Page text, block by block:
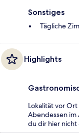
Sonstiges
Tägliche
Highlights
Lokalität vor
Abendessen im
du dir hier nicht